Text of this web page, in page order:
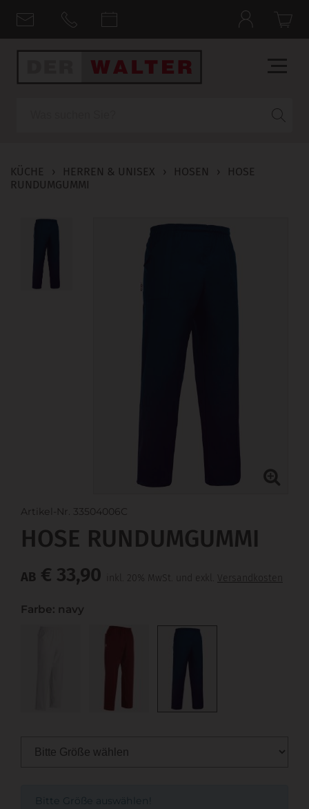
KÜCHE › HERREN & UNISEX › HOSEN ›
HOSE
RUNDUMGUMMI
Artikel-Nr. 33504006C
HOSE RUNDUMGUMMI
AB € 33,90 inkl. 20% MwSt. und exkl. Versandkosten
Farbe: navy
Bitte Größe auswählen!